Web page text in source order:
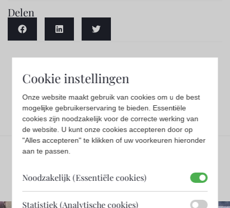
Delen
Cookie instellingen
Onze website maakt gebruik van cookies om u de best
mogelijke gebruikerservaring te bieden. Essentiële
cookies zijn noodzakelijk voor de correcte werking van
de website. U kunt onze cookies accepteren door op
"Alles accepteren" te klikken of uw voorkeuren hieronder
aan te passen.
Noodzakelijk (Essentiële cookies)
Statistiek (Analytische cookies)